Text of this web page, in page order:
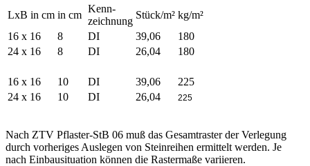
LxB in cm in cm
Kenn-
zeichnung
Stück/m² kg/m²
16 x 16
8 DI 39,06
180
24 x 16
8 DI 26,04 180
16 x 16 10 DI 39,06
225
24 x 16
10 DI 26,04 225
Nach ZTV Pflaster-StB 06 muß das Gesamtraster der Verlegung
durch vorheriges Auslegen von Steinreihen ermittelt werden. Je
nach Einbausituation können die Rastermaße variieren.